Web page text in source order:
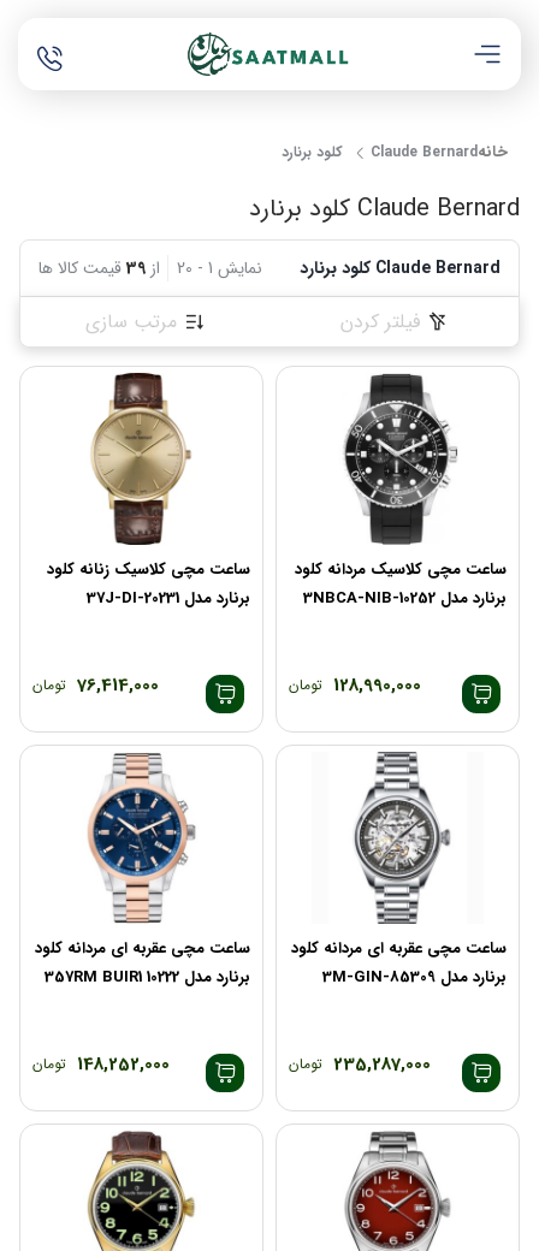
خانهClaude Bernard کلود برنارد
Claude Bernard کلود برنارد
Claude Bernard کلود برنارد نمایش 1
-
20 از 39قیمت کالا ها
فیلتر کردن مرتب سازی
ساعت مچی کلاسیک مردانه کلود
برنارد مدل 10252-3NBCA-NIB
128,990,000 تومان
ساعت مچی کلاسیک زنانه کلود
برنارد مدل 20231-37J-DI
76,414,000 تومان
ساعت مچی عقربه ای مردانه کلود
برنارد مدل 85309-3M-GIN
235,287,000 تومان
ساعت مچی عقربه ای مردانه کلود
برنارد مدل 10222 357RM BUIR1
148,252,000 تومان